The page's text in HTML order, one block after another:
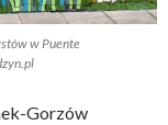
w Puente
Gorzów